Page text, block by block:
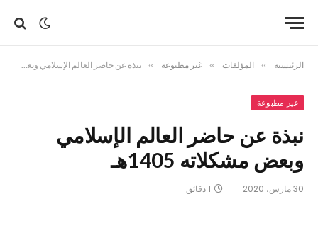
الرئيسية » المؤلفات » غير مطبوعة » نبذة عن حاضر العالم الإسلامي وبعض مشكلاته 1405هـ
غير مطبوعة
نبذة عن حاضر العالم الإسلامي
وبعض مشكلاته 1405هـ
30 مارس، 2020 1 دقائق